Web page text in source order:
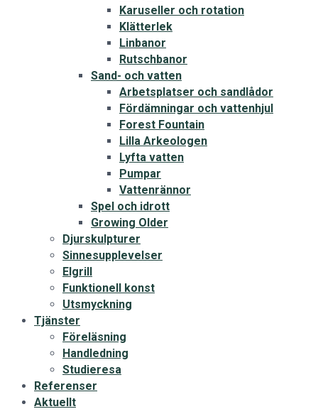
Karuseller och rotation
Klätterlek
Linbanor
Rutschbanor
Sand- och vatten
Arbetsplatser och sandlådor
Fördämningar och vattenhjul
Forest Fountain
Lilla Arkeologen
Lyfta vatten
Pumpar
Vattenrännor
Spel och idrott
Growing Older
Djurskulpturer
Sinnesupplevelser
Elgrill
Funktionell konst
Utsmyckning
Tjänster
Föreläsning
Handledning
Studieresa
Referenser
Aktuellt